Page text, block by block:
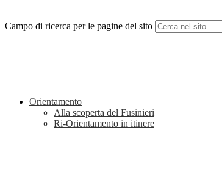
Campo di ricerca per le pagine del sito
Orientamento
Alla scoperta del Fusinieri
Ri-Orientamento in itinere